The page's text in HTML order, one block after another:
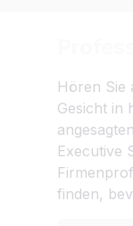
Hören Sie
Gesicht in
Executive
finden,